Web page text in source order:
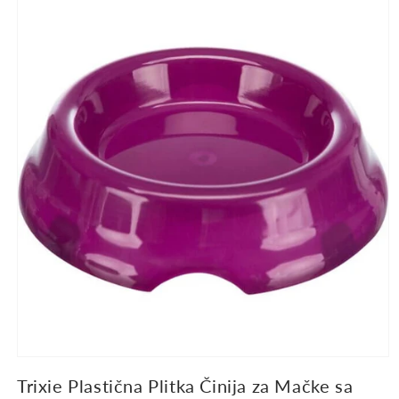
Trixie Plastična Plitka Činija za Mačke sa